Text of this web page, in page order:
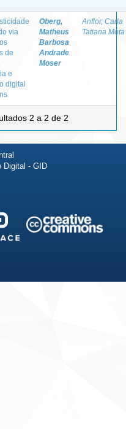
via
de
e
digital
Oberg,
Matheus
Barbosa
Andrade
Moser
Anflor, Carla
Tatiana Mota
2 a 2 de 2
Digital - GID